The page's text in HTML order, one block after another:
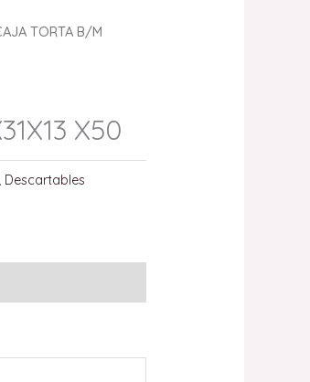
TORTA B/M
X50
, Descartables